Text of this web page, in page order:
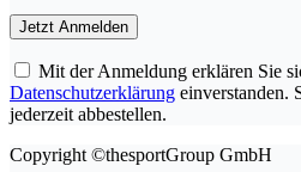
Mit der Anmeldung erklären Sie
Datenschutzerklärung einverstanden.
jederzeit abbestellen.
Copyright ©thesportGroup GmbH